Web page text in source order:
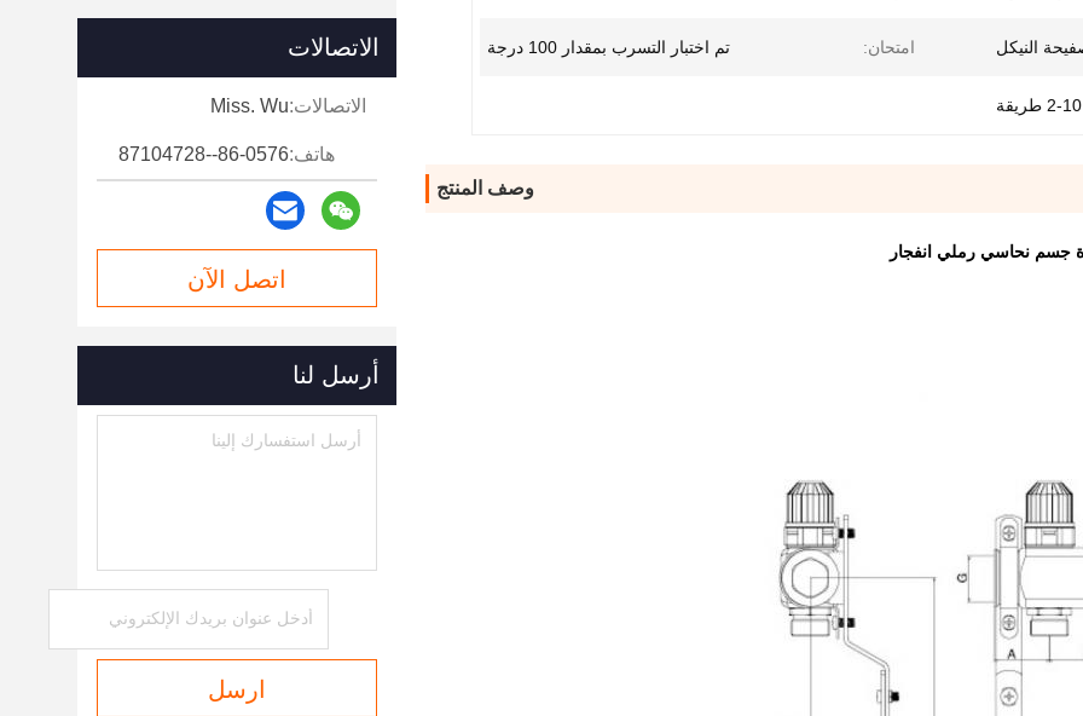
النيكل امتحان: تم اختبار التسرب بمقدار 100 درجة
2-10 طريقة
وصف المنتج
الاتصالات
الاتصالات:Miss. Wu
هاتف:86-0576--87104728
اتصل الآن
أرسل لنا
ارسل